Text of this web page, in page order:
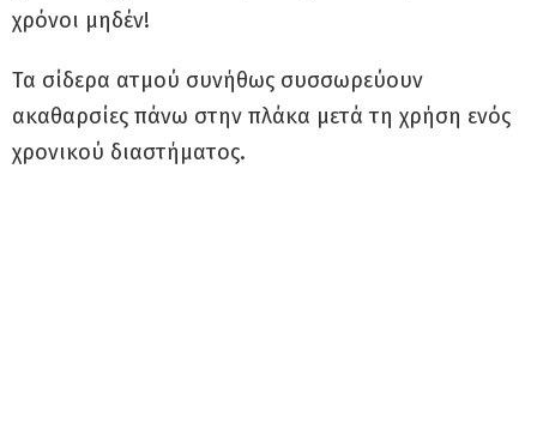
χρόνοι μηδέν!
Τα σίδερα ατμού συνήθως συσσωρεύουν
ακαθαρσίες πάνω στην πλάκα μετά τη χρήση ενός
χρονικού διαστήματος.